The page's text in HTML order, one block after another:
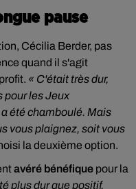
pause
Cécilia Berder, pas
quand il s'agit
« C'était très dur,
pour les Jeux
été chamboulé. Mais
vous plaignez, soit vous
la deuxième option.
avéré bénéfique pour la
plus dur que positif,